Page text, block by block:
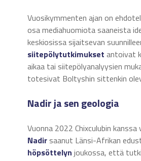
Vuosikymmenten ajan on
osa mediahuomiota saaneista
keskiosissa sijaitsevan
siitepölytutkimukset antoivat
aikaa tai siitepölyanalyysien
totesivat Boltyshin sittenkin
Nadir ja sen geologia
Vuonna 2022 Chixculubin
Nadir saanut Länsi-Afrikan
höpsöttelyn joukossa, että